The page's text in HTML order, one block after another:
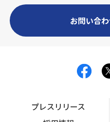
お問い合
プレスリリース